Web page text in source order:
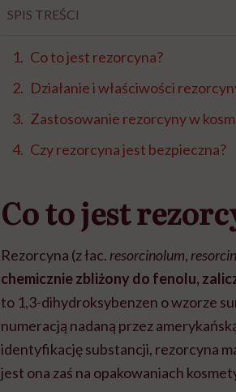
SPIS TREŚCI
Co to jest rezorcyna?
Działanie i właściwości
Zastosowanie rezorcyny w
Czy rezorcyna jest bezpieczna?
Co to jest
Rezorcyna (z łac. resorcinolum,
chemicznie zbliżony do fenolu,
to 1,3-dihydroksybenzen o wzorze
numeracją nadaną przez
identyfikację substancji, rezorcyna
jest ona zaś na opakowaniach